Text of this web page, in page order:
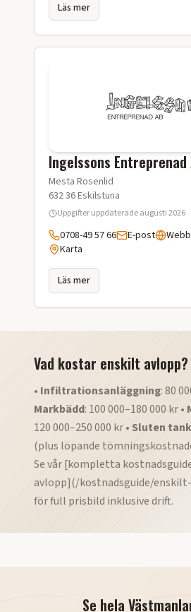
Läs mer
Ingelssons Entreprenad
Mesta Rosenlid
632 36Eskilstuna
Uppgifter uppdateradeaugusti 2026
0708-49 57 66 E-post Webb
Karta
Läs mer
Vad kostar enskilt avlopp?
• Infiltrationsanläggning: 80
Markbädd: 100 000–180 000 kr •
120 000–250 000 kr • Sluten tank
(plus löpande
Se vår [kompletta
avlopp](/kostnadsguide/
för full prisbild inklusive drift.
Se hela